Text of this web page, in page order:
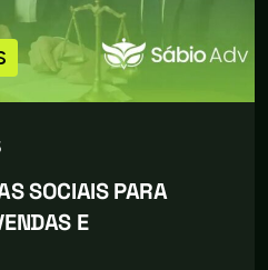
SOCIAIS PARA
E